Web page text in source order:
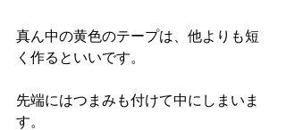
真ん中の黄色のテープは、他よりも短
く作るといいです。
先端にはつまみも付けて中にしまいま
す。